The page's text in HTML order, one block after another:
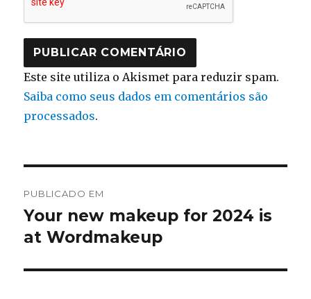
Este site utiliza o Akismet para reduzir spam.
Saiba como seus dados em comentários são
processados.
de
Post
PUBLICADO EM
Your new makeup for 2024 is
at Wordmakeup